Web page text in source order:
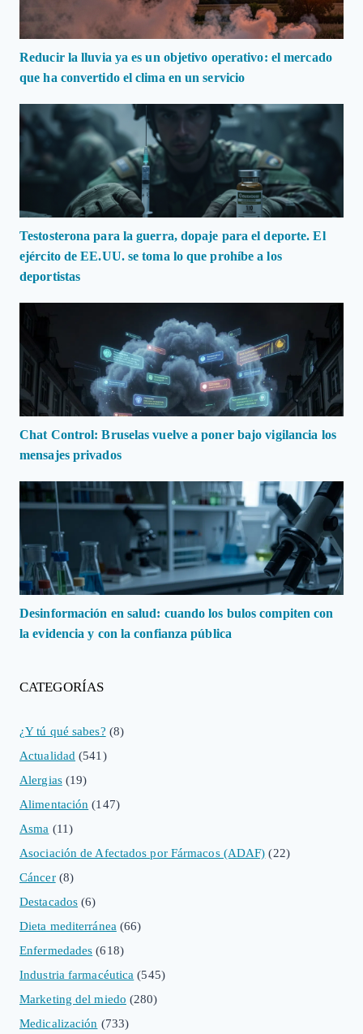
Reducir la lluvia ya es un objetivo operativo: el mercado
que ha convertido el clima en un servicio
Testosterona para la guerra, dopaje para el deporte. El
ejército de EE.UU. se toma lo que prohíbe a los
deportistas
Chat Control: Bruselas vuelve a poner bajo vigilancia los
mensajes privados
Desinformación en salud: cuando los bulos compiten con
la evidencia y con la confianza pública
CATEGORÍAS
¿Y tú qué sabes? (8)
Actualidad (541)
Alergias(19)
Alimentación (147)
Asma (11)
Asociación de Afectados por Fármacos (ADAF) (22)
Cáncer(8)
Destacados (6)
Dieta mediterránea (66)
Enfermedades (618)
Industria farmacéutica (545)
Marketing del miedo (280)
Medicalización (733)